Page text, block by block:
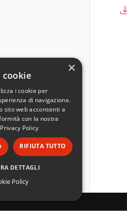
×
i cookie per
di navigazione.
sito web acconsenti a
con la nostra
Privacy Policy
RIFIUTA TUTTO
DETTAGLI
NECESSARI
Policy